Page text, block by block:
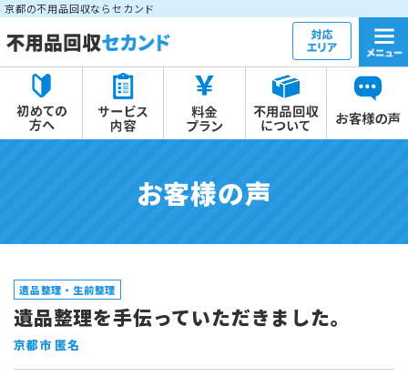
京都の不用品回収ならセカンド
お客様の声
遺品整理・生前整理
遺品整理を手伝っていただきました。
京都市 匿名